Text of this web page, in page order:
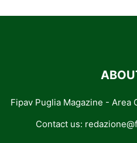
Fipav Puglia Magazine - Area
Contact us: